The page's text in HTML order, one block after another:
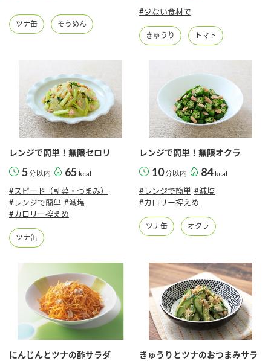
ツナ缶 そうめん
#少ない食材で
きゅうり トマト
レンジで簡単！無限セロリ
5分以内 65 kcal
#スピード（副菜・つまみ）
#レンジで簡単 #減塩
#カロリー控えめ
ツナ缶
レンジで簡単！無限オクラ
10分以内 84 kcal
#レンジで簡単 #減塩
#カロリー控えめ
ツナ缶 オクラ
にんじんとツナの酢サラダ
きゅうりとツナのおつまみサラ